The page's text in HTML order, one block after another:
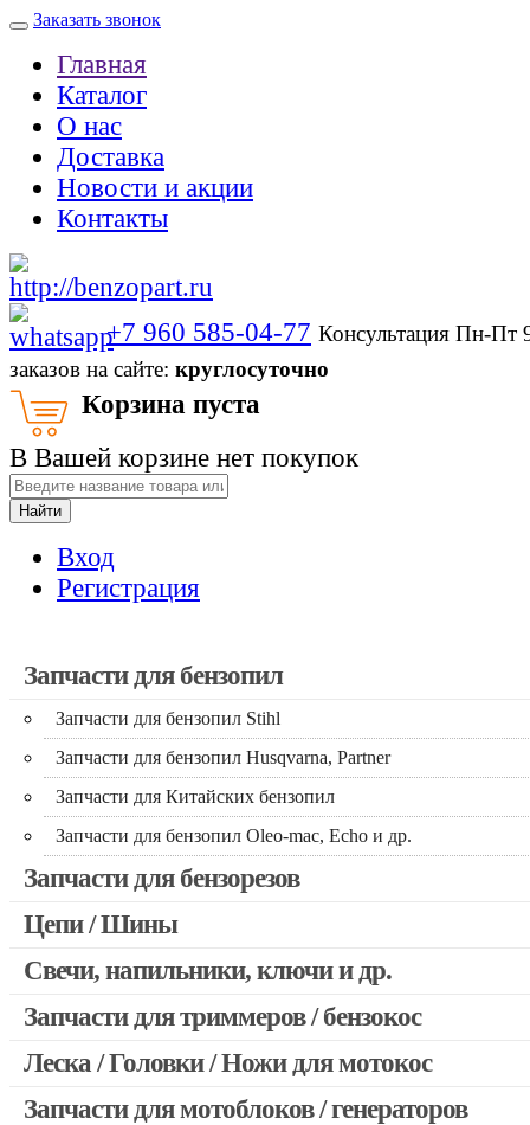
Заказать звонок
Главная
Каталог
О нас
Доставка
Новости и акции
Контакты
+7 960 585-04-77 Консультация Пн-
заказов на сайте: круглосуточно
Корзина пуста
В Вашей корзине нет покупок
Найти
Вход
Регистрация
Запчасти для бензопил
Запчасти для бензопил Stihl
Запчасти для бензопил Husqvarna, Partner
Запчасти для Китайских бензопил
Запчасти для бензопил Oleo-mac, Echo и др.
Запчасти для бензорезов
Цепи / Шины
Свечи, напильники, ключи и др.
Запчасти для триммеров / бензокос
Запчасти для Китайских триммеров
Запчасти для мотокос Stihl / Husqvarna / Oleo-mac / Echo и
Леска / Головки / Ножи для мотокос
Запчасти для мотоблоков / генераторов